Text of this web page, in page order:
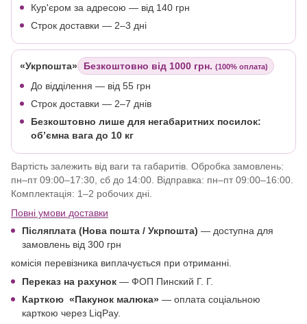
Кур'єром за адресою — від 140 грн
Строк доставки — 2–3 дні
«Укрпошта» Безкоштовно від 1000 грн. (100% оплата)
До відділення — від 55 грн
Строк доставки — 2–7 днів
Безкоштовно лише для негабаритних посилок:
об’ємна вага до 10 кг
Вартість залежить від ваги та габаритів. Обробка замовлень:
пн–пт 09:00–17:30, сб до 14:00. Відправка: пн–пт 09:00–16:00.
Комплектація: 1–2 робочих дні.
Повні умови доставки
Післяплата (Нова пошта / Укрпошта) — доступна для
замовлень від 300 грн
комісія перевізника виплачується при отриманні.
Переказ на рахунок — ФОП Пинский Г. Г.
Карткою «Пакунок малюка» — оплата соціальною
карткою через LiqPay.